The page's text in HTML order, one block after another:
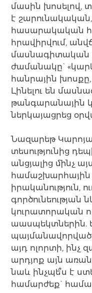
մասին խոսելով,
է
հասարակական
հրավիրվում,
մասնագիտական
ժամանակը`
հանրային խոսքը,
Լինելու են
թանգարանային
ներկայացրեց
Նազարեթ
տեսությունից
անցյալից մինչ
համաշխարհային
իրականություն,
գործունեության
կուրատորական
աասպեկտներին.
պայմանավորված
այդ ոլորտի, ինչ
արդյոք այն
նաև ինչպե՞ս է
համարժեք`